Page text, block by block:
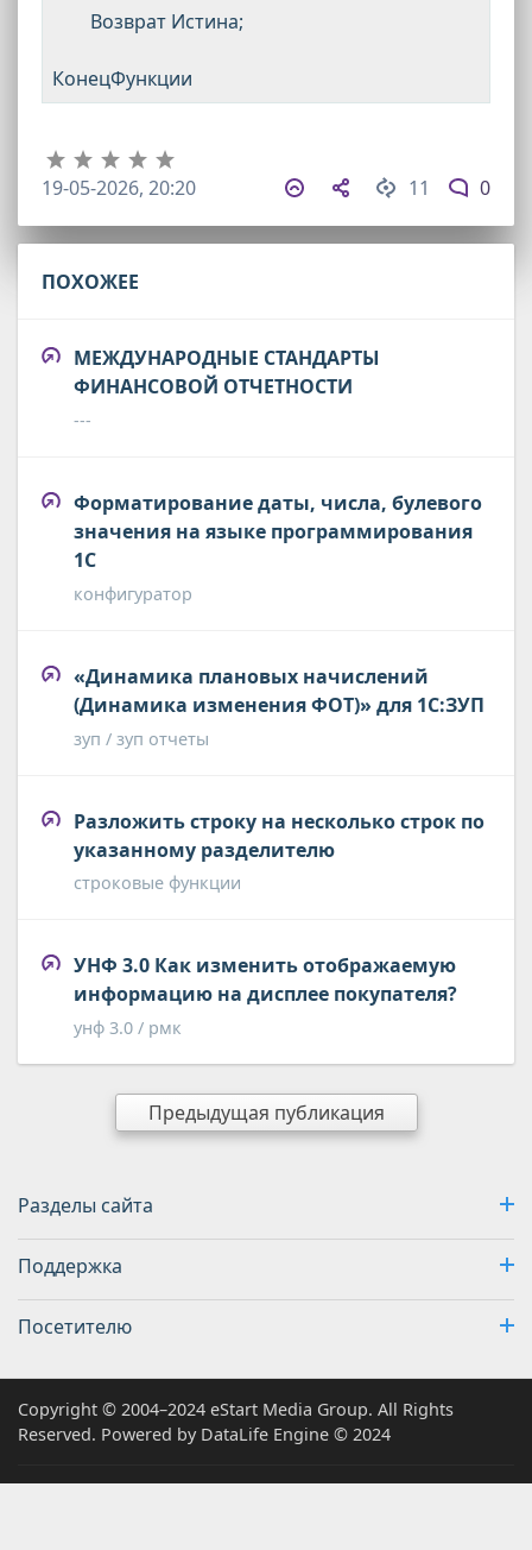
11 0
19-05-2026, 20:20
ПОХОЖЕЕ
МЕЖДУНАРОДНЫЕ СТАНДАРТЫ
ФИНАНСОВОЙ ОТЧЕТНОСТИ
---
Форматирование даты, числа, булевого
значения на языке программирования
1С
конфигуратор
«Динамика плановых начислений
(Динамика изменения ФОТ)» для 1С:ЗУП
зуп / зуп отчеты
Разложить строку на несколько строк по
указанному разделителю
строковые функции
УНФ 3.0 Как изменить отображаемую
информацию на дисплее покупателя?
унф 3.0 / рмк
Предыдущая публикация
Разделы сайта
Поддержка
Посетителю
Copyright © 2004–2024 eStart Media Group. All Rights
Reserved. Powered by DataLife Engine © 2024